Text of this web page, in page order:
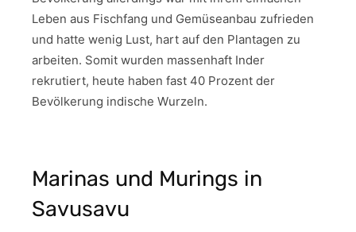
Leben aus Fischfang und Gemüseanbau zufrieden
und hatte wenig Lust, hart auf den Plantagen zu
arbeiten. Somit wurden massenhaft Inder
rekrutiert, heute haben fast 40 Prozent der
Bevölkerung indische Wurzeln.
Marinas und Murings in
Savusavu